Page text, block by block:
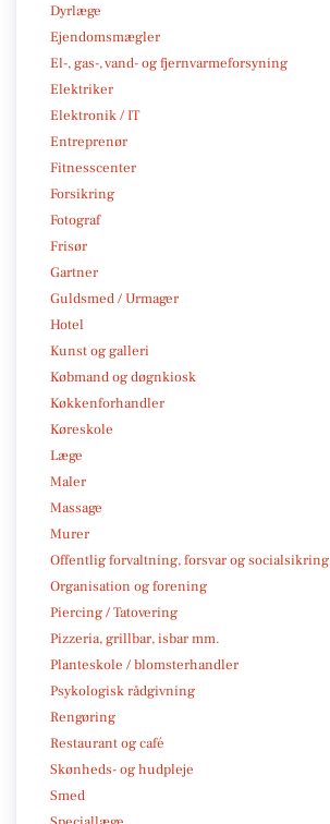
Dyrlæge
Ejendomsmægler
El-, gas-, vand- og fjernvarmeforsyning
Elektriker
Elektronik / IT
Entreprenør
Fitnesscenter
Forsikring
Fotograf
Frisør
Gartner
Guldsmed / Urmager
Hotel
Kunst og galleri
Købmand og døgnkiosk
Køkkenforhandler
Køreskole
Læge
Maler
Massage
Murer
Offentlig forvaltning, forsvar og socialsikring
Organisation og forening
Piercing / Tatovering
Pizzeria, grillbar, isbar mm.
Planteskole / blomsterhandler
Psykologisk rådgivning
Rengøring
Restaurant og café
Skønheds- og hudpleje
Smed